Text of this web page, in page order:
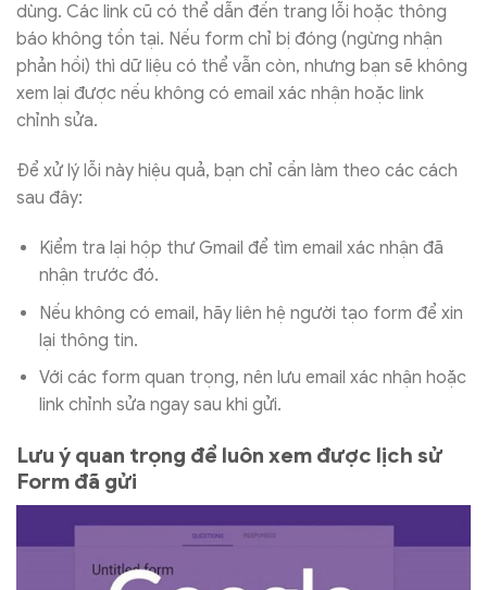
dùng. Các link cũ có thể dẫn đến trang lỗi hoặc thông
báo không tồn tại. Nếu form chỉ bị đóng (ngừng nhận
phản hồi) thì dữ liệu có thể vẫn còn, nhưng bạn sẽ không
xem lại được nếu không có email xác nhận hoặc link
chỉnh sửa.
Để xử lý lỗi này hiệu quả, bạn chỉ cần làm theo các cách
sau đây:
Kiểm tra lại hộp thư Gmail để tìm email xác nhận đã
nhận trước đó.
Nếu không có email, hãy liên hệ người tạo form để xin
lại thông tin.
Với các form quan trọng, nên lưu email xác nhận hoặc
link chỉnh sửa ngay sau khi gửi.
Lưu ý quan trọng để luôn xem được lịch sử
Form đã gửi